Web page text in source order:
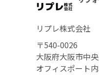
リプレ株式会社
〒540-0026
大阪府大阪市中
オフィスポート